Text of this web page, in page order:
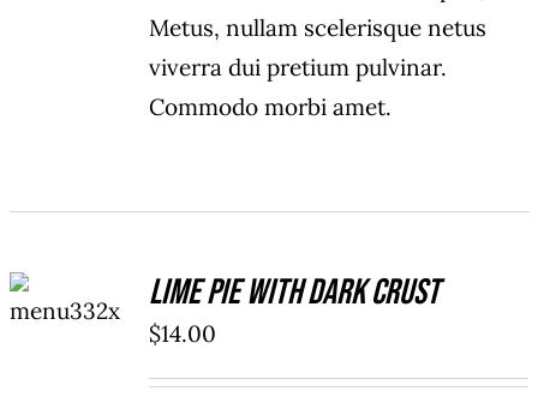
Metus, nullam scelerisque netus
viverra dui pretium pulvinar.
Commodo morbi amet.
CART
/
Lime Pie With Dark Crust
$14.00